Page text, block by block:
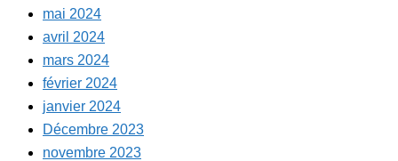
mai 2024
avril 2024
mars 2024
février 2024
janvier 2024
Décembre 2023
novembre 2023